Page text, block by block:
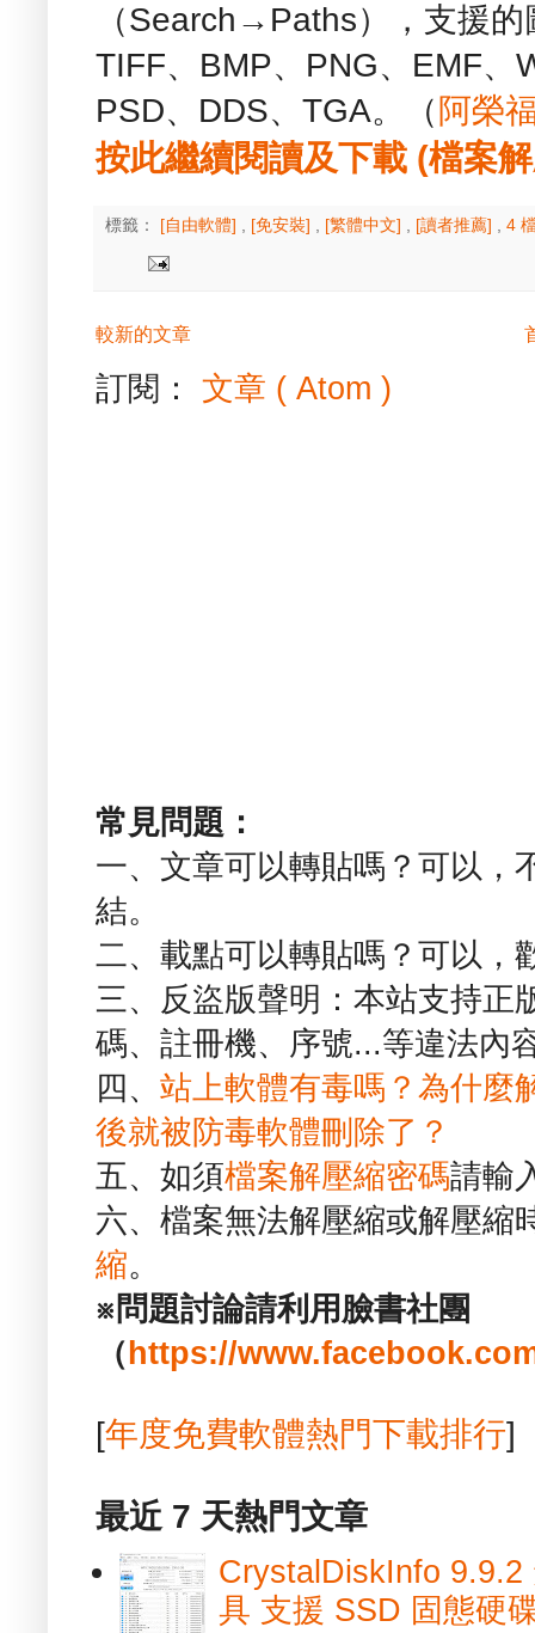
（Search→Paths），支援
TIFF、BMP、PNG、EMF、
PSD、DDS、TGA。（ 阿榮
按此繼續閱讀及下載 (檔案
標籤： [自由軟體] [免安裝] [繁體中文] [讀者推薦] 4
較新的文章
訂閱： 文章 ( Atom )
常見問題：
一、文章可以轉貼嗎？可以，
結。
二、載點可以轉貼嗎？可以，
三、反盜版聲明：本站支持正
碼、註冊機、序號...等違法內
四、 站上軟體有毒嗎？為什麼
後就被防毒軟體刪除了？
五、如須檔案解壓縮密碼請輸
六、檔案無法解壓縮或解壓縮
縮。
※問題討論請利用臉書社團
（ https://
[年度免費軟體熱門下載排行]
最近 7 天熱門文章
CrystalDiskInfo 9.9.2
具 支援 SSD 固態硬